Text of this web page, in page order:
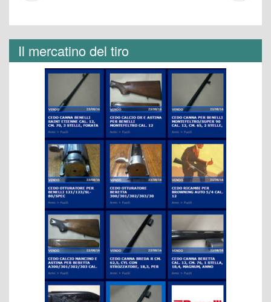
Il mercatino del tiro